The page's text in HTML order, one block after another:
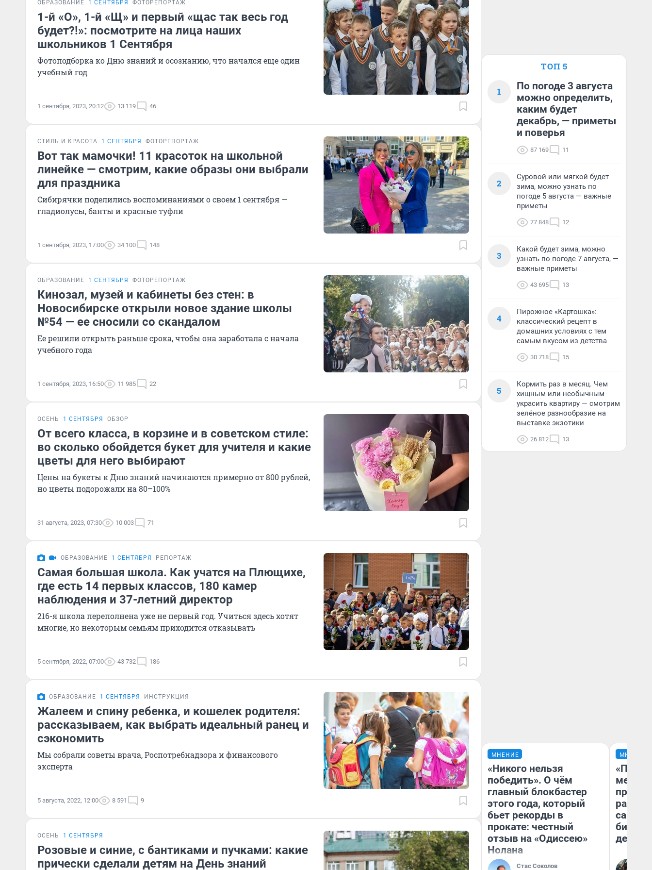
ОБРАЗОВАНИЕ 1 СЕНТЯБРЯ ФОТОРЕПОРТАЖ
1-й «О», 1-й «Щ» и первый «щас так весь год
будет?!»: посмотрите на лица наших
школьников 1 Сентября
Фотоподборка ко Дню знаний и осознанию, что начался еще один
учебный год
1 сентября, 2023, 20:12 13 119 46
СТИЛЬ И КРАСОТА 1 СЕНТЯБРЯ ФОТОРЕПОРТАЖ
Вот так мамочки! 11 красоток на школьной
линейке — смотрим, какие образы они выбрали
для праздника
Сибирячки поделились воспоминаниями о своем 1 сентября —
гладиолусы, банты и красные туфли
1 сентября, 2023, 17:00 34 100 148
ОБРАЗОВАНИЕ 1 СЕНТЯБРЯ ФОТОРЕПОРТАЖ
Кинозал, музей и кабинеты без стен: в
Новосибирске открыли новое здание школы
№54 — ее сносили со скандалом
Ее решили открыть раньше срока, чтобы она заработала с начала
учебного года
1 сентября, 2023, 16:50 11 985 22
ОСЕНЬ 1 СЕНТЯБРЯ ОБЗОР
От всего класса, в корзине и в советском стиле:
во сколько обойдется букет для учителя и какие
цветы для него выбирают
Цены на букеты к Дню знаний начинаются примерно от 800 рублей,
но цветы подорожали на 80–100%
31 августа, 2023, 07:30 10 003 71
ОБРАЗОВАНИЕ 1 СЕНТЯБРЯ РЕПОРТАЖ
Самая большая школа. Как учатся на Плющихе,
где есть 14 первых классов, 180 камер
наблюдения и 37-летний директор
216-я школа переполнена уже не первый год. Учиться здесь хотят
многие, но некоторым семьям приходится отказывать
5 сентября, 2022, 07:00 43 732 186
ОБРАЗОВАНИЕ 1 СЕНТЯБРЯ ИНСТРУКЦИЯ
Жалеем и спину ребенка, и кошелек родителя:
рассказываем, как выбрать идеальный ранец и
сэкономить
Мы собрали советы врача, Роспотребнадзора и финансового
эксперта
5 августа, 2022, 12:00 8 591 9
ОСЕНЬ 1 СЕНТЯБРЯ
Розовые и синие, с бантиками и пучками: какие
прически сделали детям на День знаний
ТОП 5
1
По погоде 3 августа
можно определить,
каким будет
декабрь, — приметы
и поверья
87 169 11
2
Суровой или мягкой будет
зима, можно узнать по
погоде 5 августа — важные
приметы
77 848 12
3
Какой будет зима, можно
узнать по погоде 7 августа, —
важные приметы
43 695 13
4
Пирожное «Картошка»:
классический рецепт в
домашних условиях с тем
самым вкусом из детства
30 718 15
5
Кормить раз в месяц. Чем
хищным или необычным
украсить квартиру — смотрим
зелёное разнообразие на
выставке экзотики
26 812 13
МНЕНИЕ
«Никого нельзя
победить». О чём
главный блокбастер
этого года, который
бьет рекорды в
прокате: честный
отзыв на «Одиссею»
Нолана
Стас Соколов
МНЕНИЕ
самом